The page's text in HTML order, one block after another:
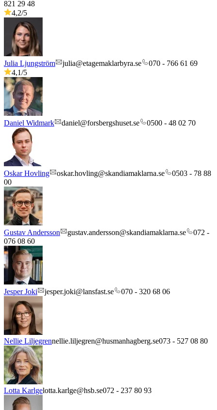
821 29 48
4,2/5
Julia Ljungström julia@etagemaklarbyra.se
070 - 766 61 69
4,1/5
Daniel Widmark daniel@forsbergshuset.se 0500 - 48 02 70
Oskar Hovling oskar.hovling@skandiamaklarna.se
0503 - 78 88
00
Gustav Andersson gustav.andersson@skandiamaklarna.se
072 -
076 08 60
Jesper Joki jesper.joki@lansfast.se 070 - 320 68 06
Nellie Liljegrennellie.liljegren@husmanhagberg.se073 - 527 08 80
Lotta Karlgelotta.karlge@hsb.se072 - 237 80 93